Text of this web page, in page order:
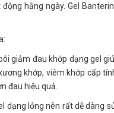
hằng ngày. Gel
giảm đau khớp dạng gel
khớp, viêm khớp cấp
đau hiệu quả.
dạng lỏng nên rất dễ dàng